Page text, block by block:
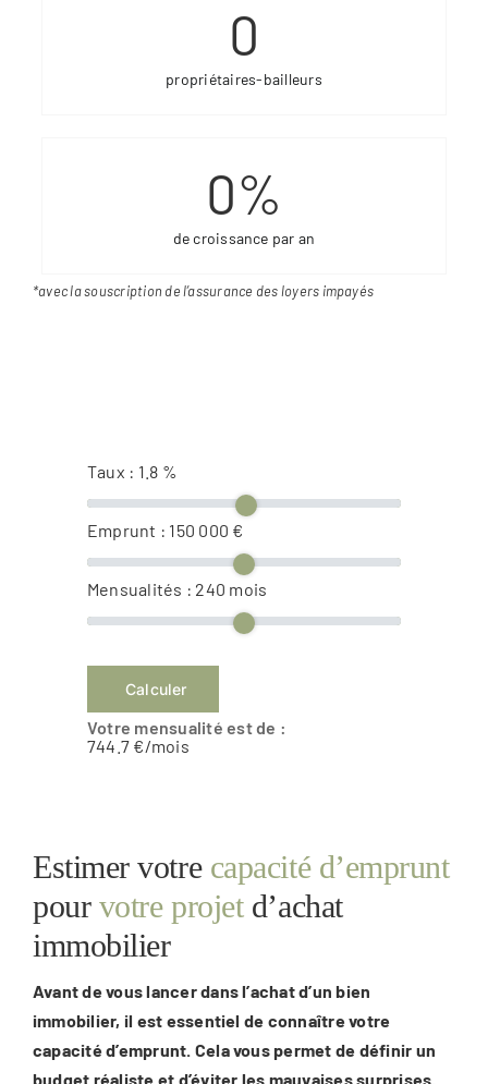
0
propriétaires-bailleurs
0%
de croissance par an
*avec la souscription de l’assurance des loyers impayés
Taux : 1.8 %
Emprunt : 150 000 €
Mensualités : 240 mois
Calculer
Votre mensualité est de :
744.7 €/mois
Estimer votre capacité d’emprunt
pour votre projetd’achat
immobilier
Avant de vous lancer dans l’achat d’un bien
immobilier, il est essentiel de connaître votre
capacité d’emprunt. Cela vous permet de définir un
budget réaliste et d’éviter les mauvaises surprises.